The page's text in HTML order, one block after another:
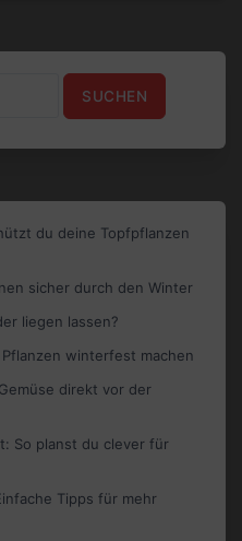
du deine Topfpflanzen
sicher durch den Winter
liegen lassen?
winterfest machen
direkt vor der
So planst du clever für
Tipps für mehr